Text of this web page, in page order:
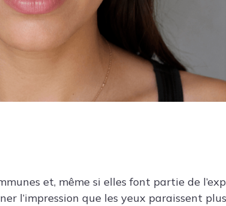
et, même si elles font partie de
l’impression que les yeux paraissent